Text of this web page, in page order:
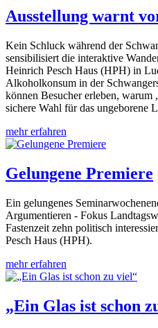
Ausstellung warnt
Kein Schluck während der
sensibilisiert die interaktive
Heinrich Pesch Haus (HPH) in
Alkoholkonsum in der
können Besucher erleben,
sichere Wahl für das ungeborene
mehr erfahren
Gelungene Premiere
Ein gelungenes
Argumentieren - Fokus
Fastenzeit zehn politisch
Pesch Haus (HPH).
mehr erfahren
„Ein Glas ist schon